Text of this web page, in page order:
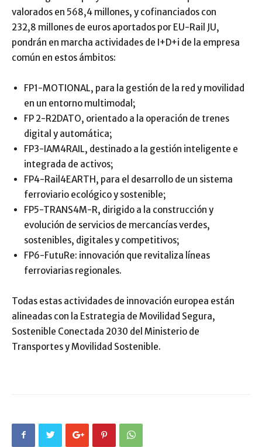
valorados en 568,4 millones, y cofinanciados con
232,8 millones de euros aportados por EU-Rail JU,
pondrán en marcha actividades de I+D+i de la empresa
común en estos ámbitos:
FP1-MOTIONAL, para la gestión de la red y movilidad
en un entorno multimodal;
FP 2-R2DATO, orientado a la operación de trenes
digital y automática;
FP3-IAM4RAIL, destinado a la gestión inteligente e
integrada de activos;
FP4-Rail4EARTH, para el desarrollo de un sistema
ferroviario ecológico y sostenible;
FP5-TRANS4M-R, dirigido a la construcción y
evolución de servicios de mercancías verdes,
sostenibles, digitales y competitivos;
FP6-FutuRe: innovación que revitaliza líneas
ferroviarias regionales.
Todas estas actividades de innovación europea están
alineadas con la Estrategia de Movilidad Segura,
Sostenible Conectada 2030 del Ministerio de
Transportes y Movilidad Sostenible.